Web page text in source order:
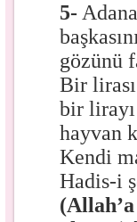
5-
gözünü
Bir
bir
hayvan
Kendi
Hadis-i